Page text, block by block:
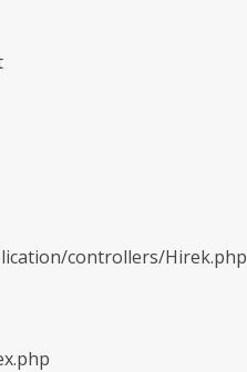
controllers/Hirek.php